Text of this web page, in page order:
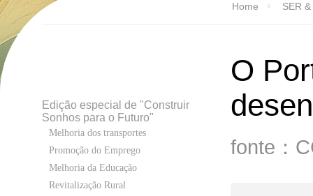
Home SER
Edição especial de "Construir
Sonhos para o Futuro"
Melhoria dos transportes
Promoção do Emprego
Melhoria da Educação
Revitalização Rural
O
fonte：